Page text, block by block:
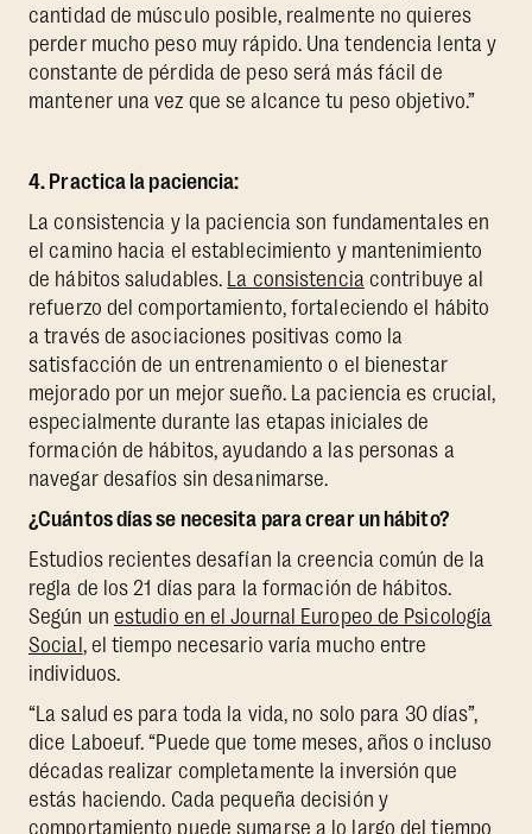
cantidad de músculo posible, realmente no quieres
perder mucho peso muy rápido. Una tendencia lenta y
constante de pérdida de peso será más fácil de
mantener una vez que se alcance tu peso objetivo.”
4. Practica la paciencia:
La consistencia y la paciencia son fundamentales en
el camino hacia el establecimiento y mantenimiento
de hábitos saludables. La consistencia contribuye al
refuerzo del comportamiento, fortaleciendo el hábito
a través de asociaciones positivas como la
satisfacción de un entrenamiento o el bienestar
mejorado por un mejor sueño. La paciencia es crucial,
especialmente durante las etapas iniciales de
formación de hábitos, ayudando a las personas a
navegar desafíos sin desanimarse.
¿Cuántos días se necesita para crear un hábito?
Estudios recientes desafían la creencia común de la
regla de los 21 días para la formación de hábitos.
Según un estudio en el Journal Europeo de Psicología
Social, el tiempo necesario varía mucho entre
individuos.
“La salud es para toda la vida, no solo para 30 días”,
dice Laboeuf. “Puede que tome meses, años o incluso
décadas realizar completamente la inversión que
estás haciendo. Cada pequeña decisión y
comportamiento puede sumarse a lo largo del tiempo